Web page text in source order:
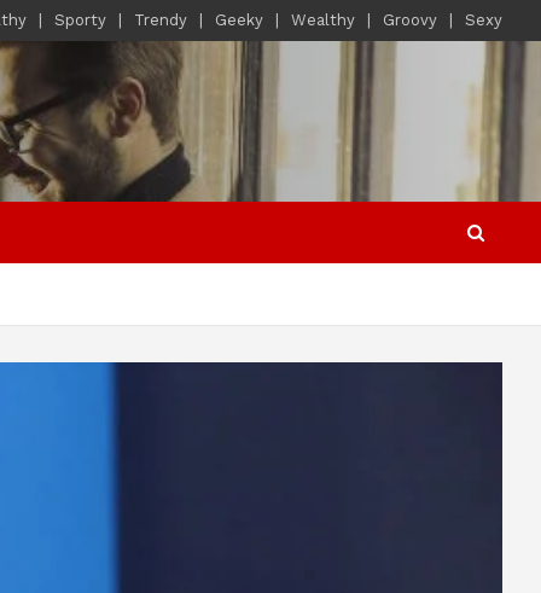
Sporty Trendy Geeky Wealthy Groovy Sexy